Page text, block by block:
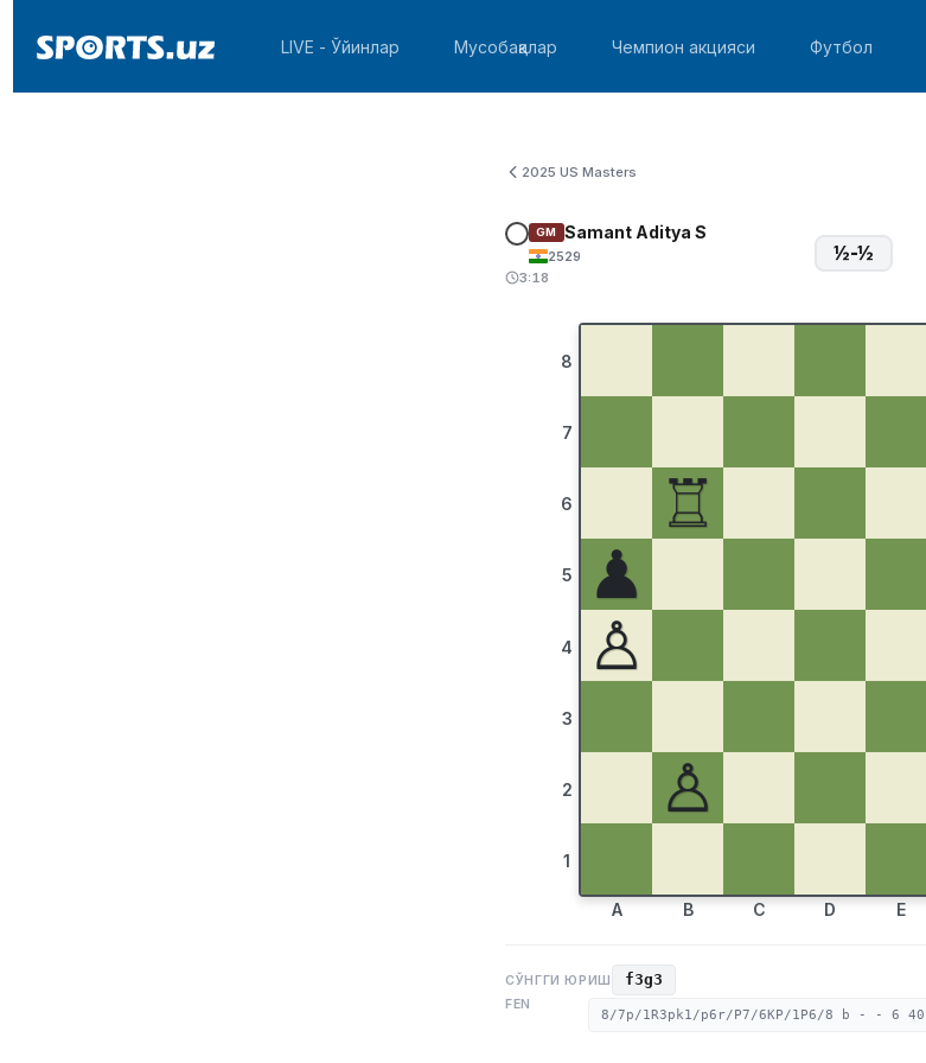
LIVE - Ўйинлар Мусобақалар Чемпион акцияси Футбол
2025 US Masters
GM Samant Aditya S
2529
3:18
½-½
8
7
6
5
4
3
2
1
♖
♟
♙
♙
A B C D E
СЎНГГИ ЮРИШ f3g3
FEN
8/7p/1R3pk1/p6r/P7/6KP/1P6/8 b - - 6 40